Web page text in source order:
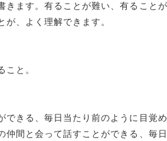
きます。有ることが難い、有ること
、よく理解できます。
こと。
できる、毎日当たり前のように目覚
仲間と会って話すことができる、毎